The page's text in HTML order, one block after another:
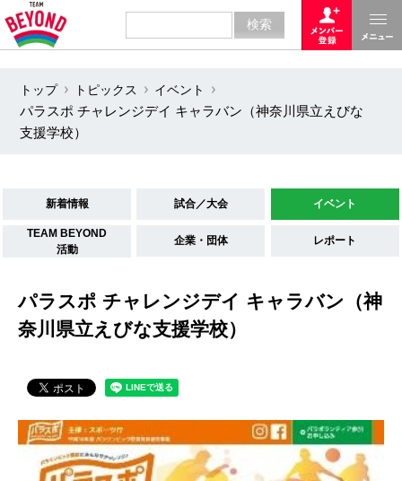
トップ トピックス
イベント
パラスポ チャレンジデイ キャラバン（神奈川県立えびな
支援学校）
新着情報 試合／大会 イベント
TEAM BEYOND
活動
企業・団体 レポート
パラスポ チャレンジデイ キャラバン（神
奈川県立えびな支援学校）